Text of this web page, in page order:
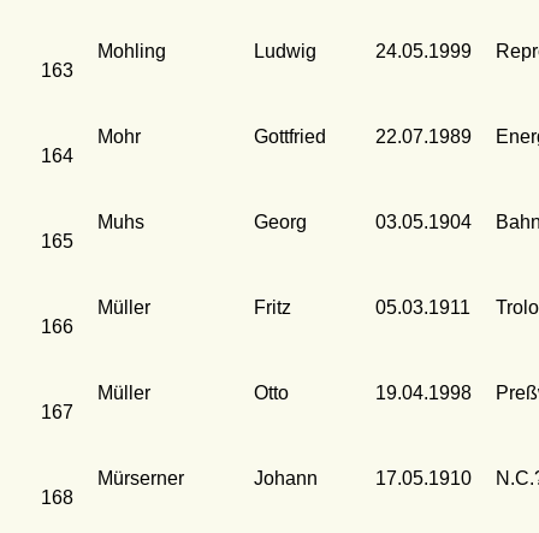
163
Mohling Ludwig 24.05.1999
164
Mohr Gottfried 22.07.1989
165
Muhs Georg 03.05.1904
166
Müller Fritz 05.03.1911
167
Müller Otto 19.04.1998
168
Mürserner Johann 17.05.1910